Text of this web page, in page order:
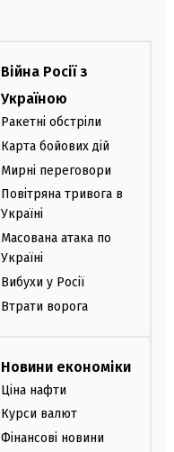
Війна Росії з
Україною
Ракетні обстріли
Карта бойових дій
Мирні переговори
Повітряна тривога в
Україні
Масована атака по
Україні
Вибухи у Росії
Втрати ворога
Новини економіки
Ціна нафти
Курси валют
Фінансові новини